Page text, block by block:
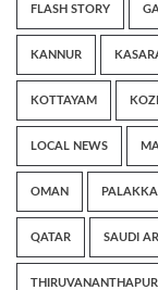
FLASH STORY
KANNUR
KOTTAYAM
LOCAL NEWS
OMAN
QATAR SAUDI